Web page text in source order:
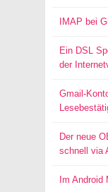
IMAP bei
Ein DSL
der
Gmail-
Der neue
schnell via
Im